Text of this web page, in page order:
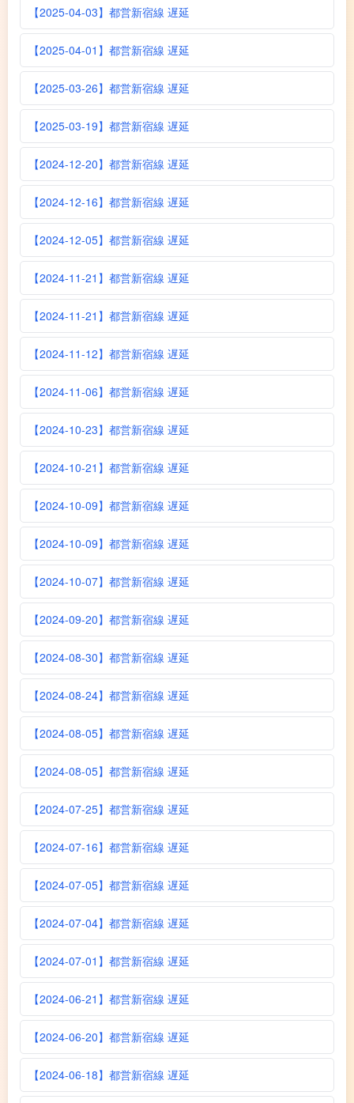
【2025-04-03】都営新宿線 遅延
【2025-04-01】都営新宿線 遅延
【2025-03-26】都営新宿線 遅延
【2025-03-19】都営新宿線 遅延
【2024-12-20】都営新宿線 遅延
【2024-12-16】都営新宿線 遅延
【2024-12-05】都営新宿線 遅延
【2024-11-21】都営新宿線 遅延
【2024-11-21】都営新宿線 遅延
【2024-11-12】都営新宿線 遅延
【2024-11-06】都営新宿線 遅延
【2024-10-23】都営新宿線 遅延
【2024-10-21】都営新宿線 遅延
【2024-10-09】都営新宿線 遅延
【2024-10-09】都営新宿線 遅延
【2024-10-07】都営新宿線 遅延
【2024-09-20】都営新宿線 遅延
【2024-08-30】都営新宿線 遅延
【2024-08-24】都営新宿線 遅延
【2024-08-05】都営新宿線 遅延
【2024-08-05】都営新宿線 遅延
【2024-07-25】都営新宿線 遅延
【2024-07-16】都営新宿線 遅延
【2024-07-05】都営新宿線 遅延
【2024-07-04】都営新宿線 遅延
【2024-07-01】都営新宿線 遅延
【2024-06-21】都営新宿線 遅延
【2024-06-20】都営新宿線 遅延
【2024-06-18】都営新宿線 遅延